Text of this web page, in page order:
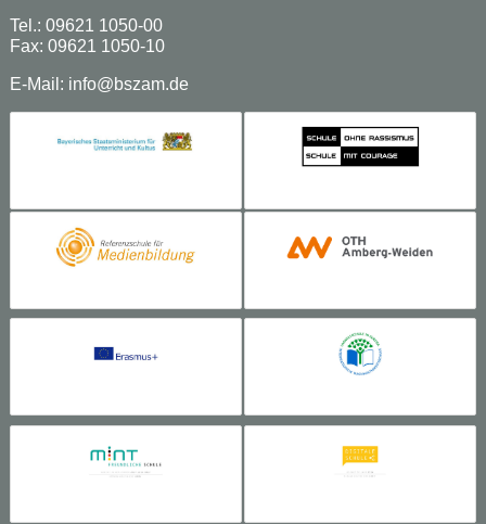
Tel.: 09621 1050-00
Fax: 09621 1050-10
E-Mail: info@bszam.de